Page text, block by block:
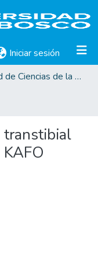
Iniciar sesión (current)
Facultad de Ciencias de la Rehabilitación
transtibial